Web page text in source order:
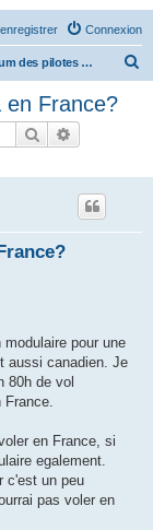
Connexion
Le forum des pilotes privés
en France?
Rechercher
pour une
aussi canadien. Je
80h de vol
France.
en France, si
egalement.
c'est un peu
pas voler en